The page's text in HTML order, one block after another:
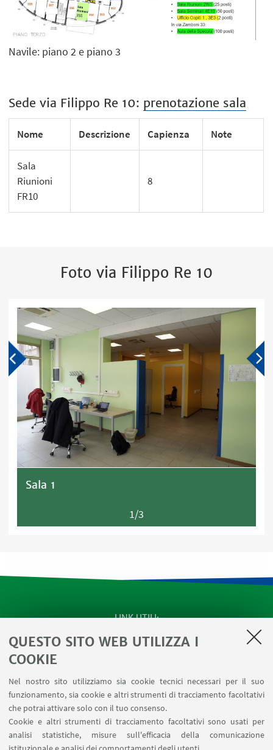
QUESTO SITO WEB UTILIZZA I
COOKIE
Nel nostro sito utilizziamo sia cookie tecnici necessari per il suo
funzionamento, sia cookie e altri strumenti di tracciamento facoltativi
che potrai attivare solo con il tuo consenso.
Cookie e altri strumenti di tracciamento facoltativi sono usati per
analisi statistiche, misure sull'efficacia della comunicazione
Navile: piano 2 e piano 3
Sede via Filippo Re 10: prenotazione sala
Nome Descrizione Capienza Note
Sala
Riunioni
FR10
8
Foto via Filippo Re 10
Sala 1
1/3
LINK UTILI
Apps
Prenotazione Sale
Carta dei Servizi
SEGUI IL DIPARTIMENTO SU: